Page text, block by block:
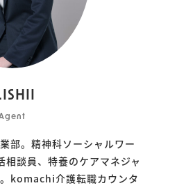
部。精神科ソーシャルワー
相談員、特養のケアマネジャ
komachi介護転職カウンタ